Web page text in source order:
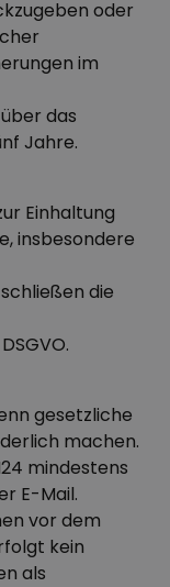
oder
im
das
Jahre.
Einhaltung
insbesondere
die
gesetzliche
machen.
mindestens
E-Mail.
vor dem
kein
als